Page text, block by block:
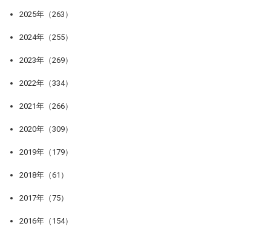
2025年（263）
2024年（255）
2023年（269）
2022年（334）
2021年（266）
2020年（309）
2019年（179）
2018年（61）
2017年（75）
2016年（154）